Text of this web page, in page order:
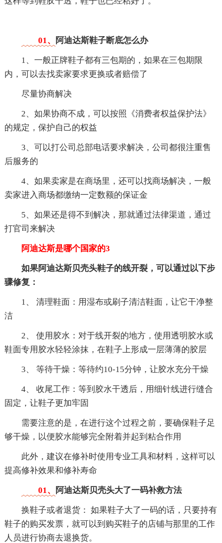
01、 阿迪达斯鞋子断底怎么办
1、一般正牌鞋子都有三包期的，如果在三包期限
内，可以去找卖家要求更换或者赔偿了
尽量协商解决
2、如果协商不成，可以按照《消费者权益保护法》
的规定，保护自己的权益
3、可以打公司总部电话要求解决，公司都很注重售
后服务的
4、如果卖家是在商场里，还可以找商场解决，一般
卖家进入商场都缴纳一定数额的保证金
5、如果还是得不到解决，那就通过法律渠道，通过
打官司来解决
阿迪达斯是哪个国家的3
如果阿迪达斯贝壳头鞋子的线开裂，可以通过以下步
骤修复：
1、 清理鞋面：用湿布或刷子清洁鞋面，让它干净整
洁
2、 使用胶水：对于线开裂的地方，使用透明胶水或
鞋面专用胶水轻轻涂抹，在鞋子上形成一层薄薄的胶层
3、 等待干燥：等待约10-15分钟，让胶水充分干燥
4、 收尾工作：等到胶水干透后，用细针线进行缝合
固定，让鞋子更加牢固
需要注意的是，在进行这个过程之前，要确保鞋子足
够干燥，以便胶水能够完全附着并起到粘合作用
此外，建议在修补时使用专业工具和材料，这样可以
提高修补效果和修补寿命
01、 阿迪达斯贝壳头大了一码补救方法
换鞋子或者退货： 如果鞋子大了一码的话，只要持有
鞋子的购买发票，就可以到购买鞋子的店铺与那里的工作
人员进行协商去退换货。